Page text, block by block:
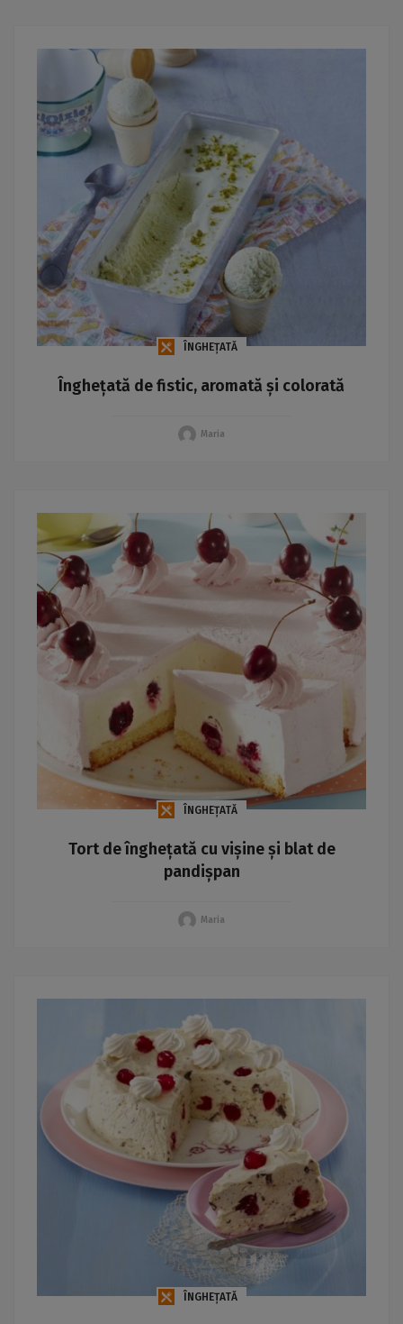
ÎNGHEȚATĂ
Înghețată de fistic, aromată și colorată
Maria
ÎNGHEȚATĂ
Tort de înghețată cu vișine și blat de
pandișpan
Maria
ÎNGHEȚATĂ